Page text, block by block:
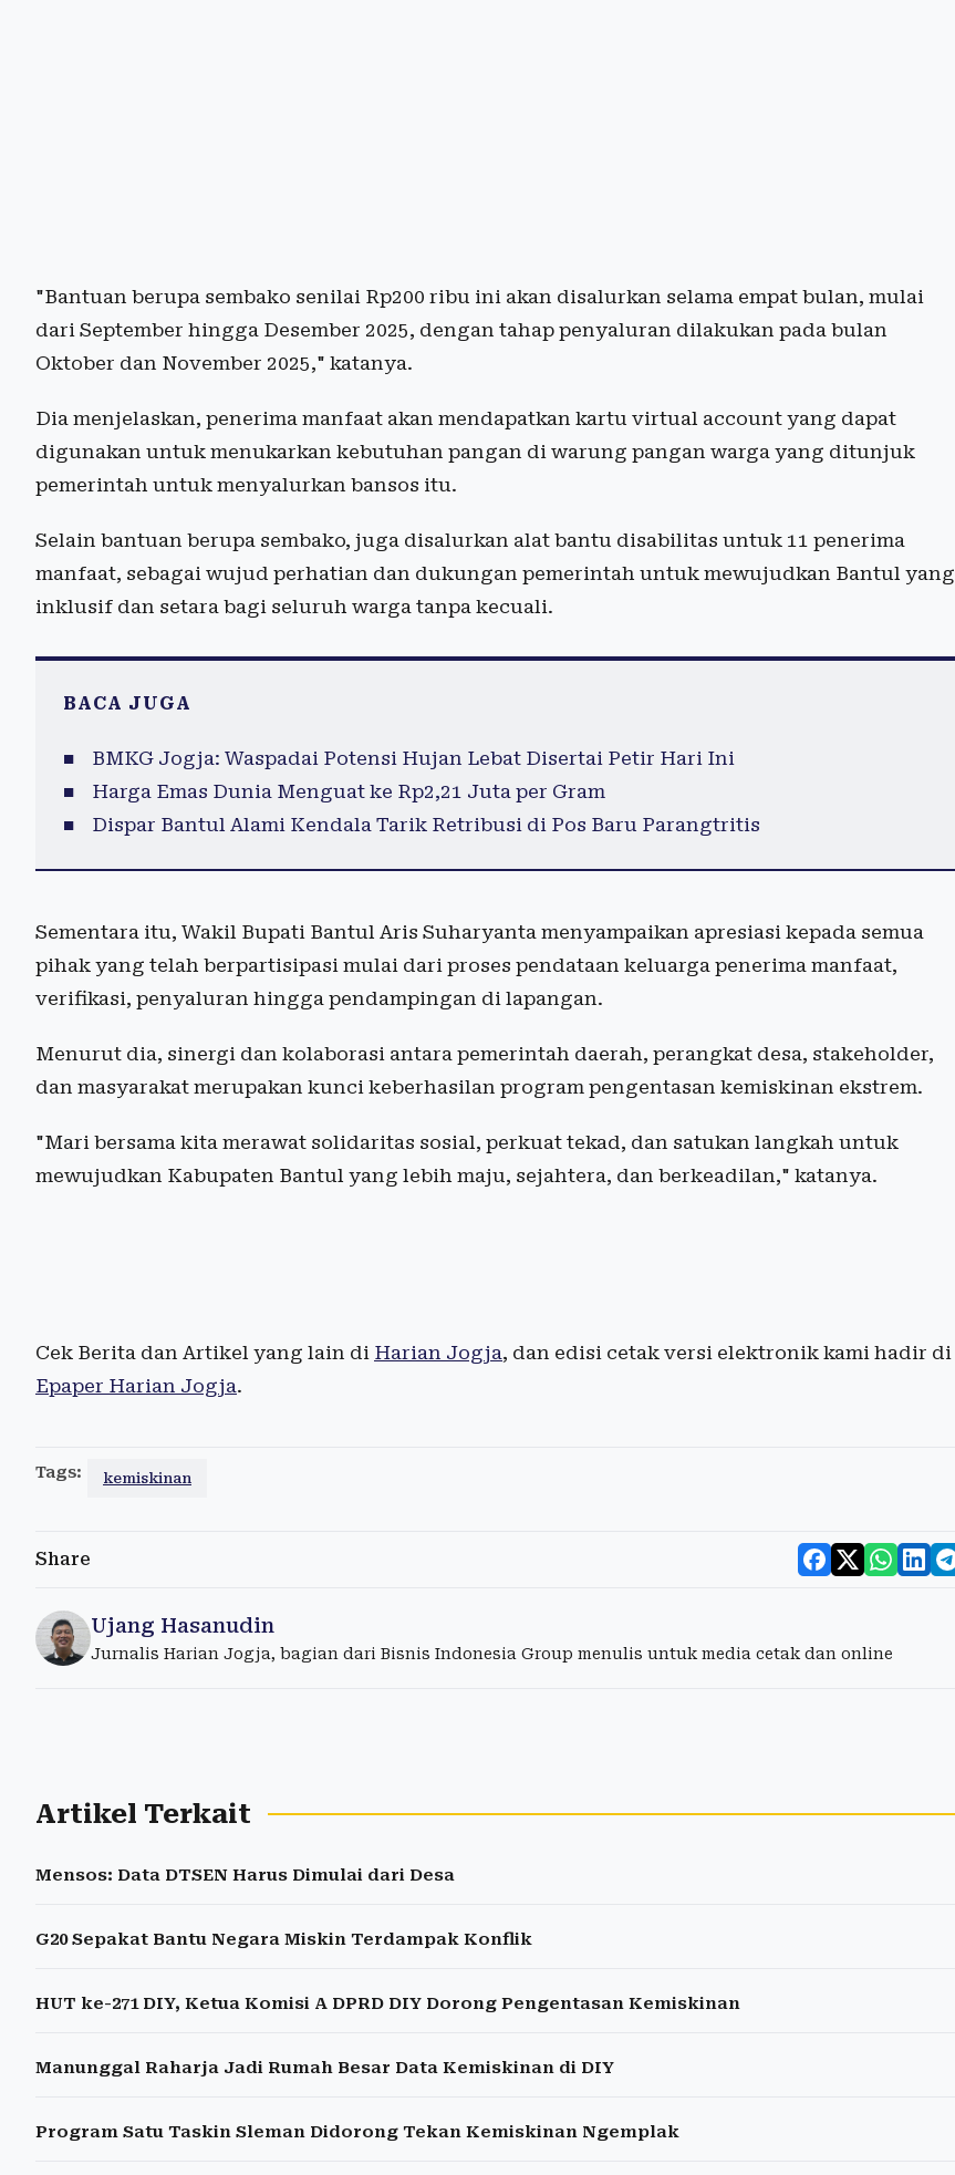
"Bantuan berupa sembako senilai Rp200 ribu ini akan disalurkan selama empat bulan, mulai
dari September hingga Desember 2025, dengan tahap penyaluran dilakukan pada bulan
Oktober dan November 2025," katanya.
Dia menjelaskan, penerima manfaat akan mendapatkan kartu virtual account yang dapat
digunakan untuk menukarkan kebutuhan pangan di warung pangan warga yang ditunjuk
pemerintah untuk menyalurkan bansos itu.
Selain bantuan berupa sembako, juga disalurkan alat bantu disabilitas untuk 11 penerima
manfaat, sebagai wujud perhatian dan dukungan pemerintah untuk mewujudkan Bantul yang
inklusif dan setara bagi seluruh warga tanpa kecuali.
BACA JUGA
BMKG Jogja: Waspadai Potensi Hujan Lebat Disertai Petir Hari Ini
Harga Emas Dunia Menguat ke Rp2,21 Juta per Gram
Dispar Bantul Alami Kendala Tarik Retribusi di Pos Baru Parangtritis
Sementara itu, Wakil Bupati Bantul Aris Suharyanta menyampaikan apresiasi kepada semua
pihak yang telah berpartisipasi mulai dari proses pendataan keluarga penerima manfaat,
verifikasi, penyaluran hingga pendampingan di lapangan.
Menurut dia, sinergi dan kolaborasi antara pemerintah daerah, perangkat desa, stakeholder,
dan masyarakat merupakan kunci keberhasilan program pengentasan kemiskinan ekstrem.
"Mari bersama kita merawat solidaritas sosial, perkuat tekad, dan satukan langkah untuk
mewujudkan Kabupaten Bantul yang lebih maju, sejahtera, dan berkeadilan," katanya.
Cek Berita dan Artikel yang lain di Harian Jogja, dan edisi cetak versi elektronik kami hadir di
Epaper Harian Jogja.
Tags: kemiskinan
Share
Ujang Hasanudin
Jurnalis Harian Jogja, bagian dari Bisnis Indonesia Group menulis untuk media cetak dan online
Artikel Terkait
Mensos: Data DTSEN Harus Dimulai dari Desa
G20 Sepakat Bantu Negara Miskin Terdampak Konflik
HUT ke-271 DIY, Ketua Komisi A DPRD DIY Dorong Pengentasan Kemiskinan
Manunggal Raharja Jadi Rumah Besar Data Kemiskinan di DIY
Program Satu Taskin Sleman Didorong Tekan Kemiskinan Ngemplak